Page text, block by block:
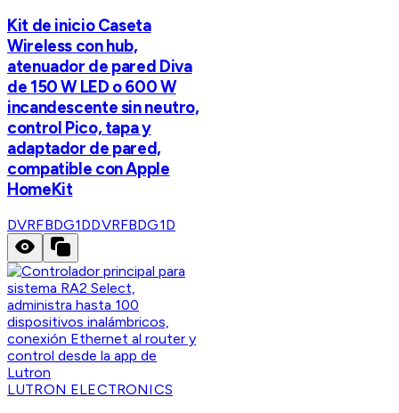
Kit de inicio Caseta
Wireless con hub,
atenuador de pared Diva
de 150 W LED o 600 W
incandescente sin neutro,
control Pico, tapa y
adaptador de pared,
compatible con Apple
HomeKit
DVRFBDG1DDVRFBDG1D
LUTRON ELECTRONICS